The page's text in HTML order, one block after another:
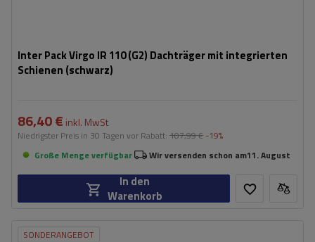
Inter Pack Virgo IR 110 (G2) Dachträger mit integrierten
Schienen (schwarz)
86,40 € inkl. MwSt
Niedrigster Preis in 30 Tagen vor Rabatt: 107,99 € -19%
Große Menge verfügbar
Wir versenden schon am11. August
In den
Warenkorb
SONDERANGEBOT